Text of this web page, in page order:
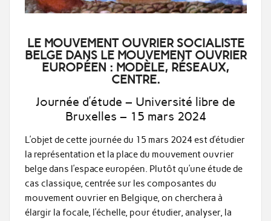
LE MOUVEMENT OUVRIER SOCIALISTE
BELGE DANS LE MOUVEMENT OUVRIER
EUROPÉEN : MODÈLE, RÉSEAUX,
CENTRE.
Journée d’étude – Université libre de
Bruxelles – 15 mars 2024
L’objet de cette journée du 15 mars 2024 est d’étudier
la représentation et la place du mouvement ouvrier
belge dans l’espace européen. Plutôt qu’une étude de
cas classique, centrée sur les composantes du
mouvement ouvrier en Belgique, on cherchera à
élargir la focale, l’échelle, pour étudier, analyser, la